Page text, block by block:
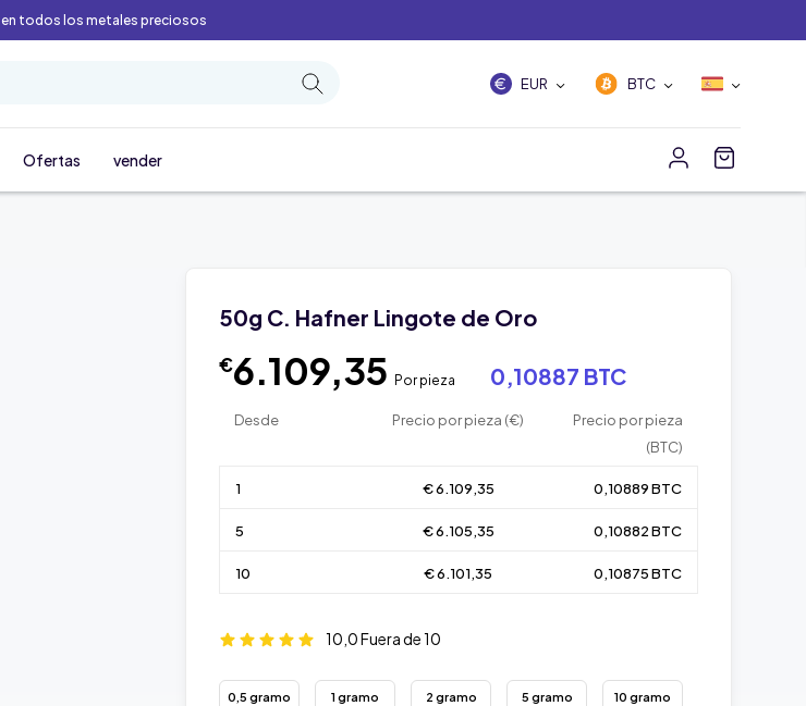
en todos los metales preciosos
EUR BTC
Ofertas vender
50g C. Hafner Lingote de Oro
€6.109,35 Por pieza 0,10887 BTC
Desde Precio por pieza (€)
Precio por pieza
(BTC)
1 € 6.109,35 0,10889 BTC
5 € 6.105,35 0,10882 BTC
10 € 6.101,35 0,10875 BTC
10,0Fuera de 10
0,5 gramo 1 gramo 2 gramo 5 gramo 10 gramo